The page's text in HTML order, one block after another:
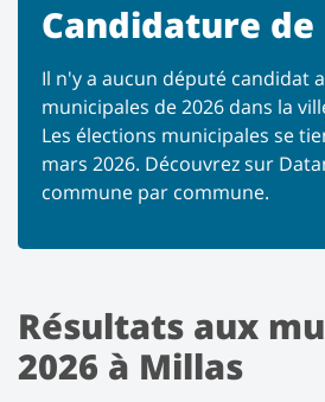
Candidature
Il n'y a aucun député candidat
municipales de 2026 dans la
Les élections municipales se
mars 2026. Découvrez sur
commune par commune.
Résultats aux
2026 à Millas